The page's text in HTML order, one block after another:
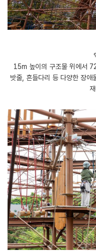
15m 높이의 구조물 위에서
밧줄, 흔들다리 등 다양한 장애